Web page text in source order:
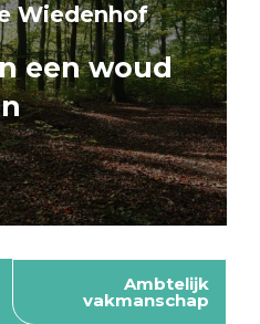
Wiedenhof
een woud
Ambtelijk
vakmanschap